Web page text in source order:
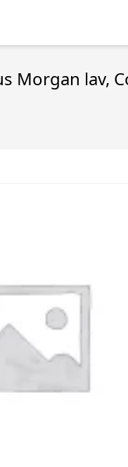
Morgan lav,